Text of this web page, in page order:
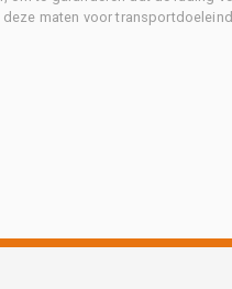
maten voor